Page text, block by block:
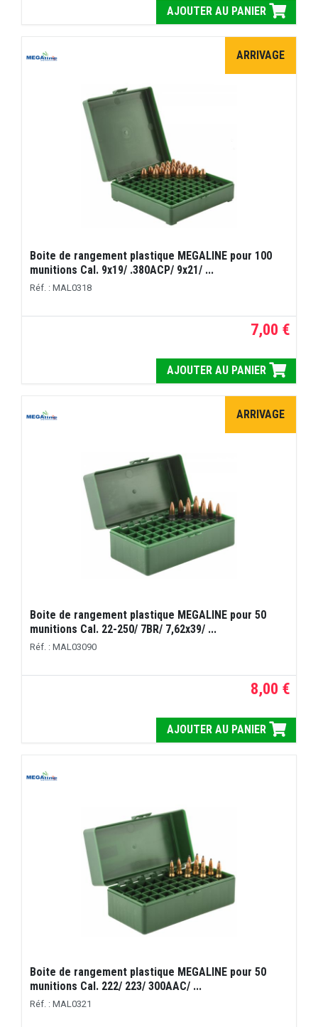
AJOUTER AU PANIER
ARRIVAGE
Boite de rangement plastique MEGALINE pour 100
munitions Cal. 9x19/ .380ACP/ 9x21/ ...
Réf. : MAL0318
7,00 €
AJOUTER AU PANIER
ARRIVAGE
Boite de rangement plastique MEGALINE pour 50
munitions Cal. 22-250/ 7BR/ 7,62x39/ ...
Réf. : MAL03090
8,00 €
AJOUTER AU PANIER
Boite de rangement plastique MEGALINE pour 50
munitions Cal. 222/ 223/ 300AAC/ ...
Réf. : MAL0321